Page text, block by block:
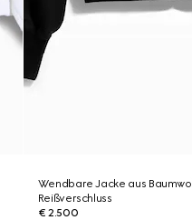
Wendbare Jacke aus
Reißverschluss
€ 2.500